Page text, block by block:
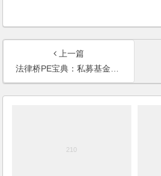
上一篇
法律桥PE宝典：私募基金法规及监管文件汇编（2024龙年新春版）